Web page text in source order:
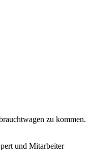
zu kommen.
und Mitarbeiter